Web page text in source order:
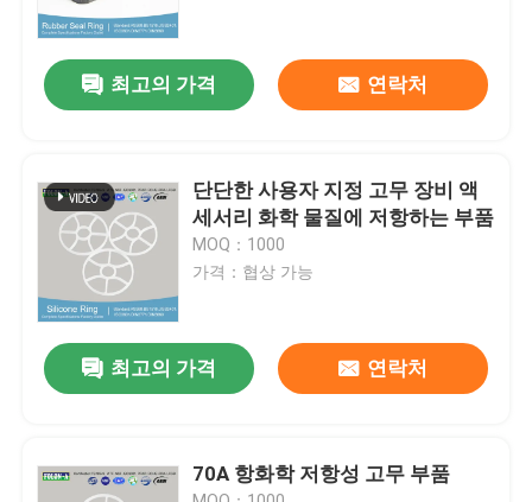
회사 소개
공장 투어
품질 관리
연락처
뉴스
충돌 O링
최고의 가격 연락처
단단한 사용자 지정 고무 장비 액
세서리 화학 물질에 저항하는 부품
MOQ：1000
가격：협상 가능
최고의 가격 연락처
70A 항화학 저항성 고무 부품